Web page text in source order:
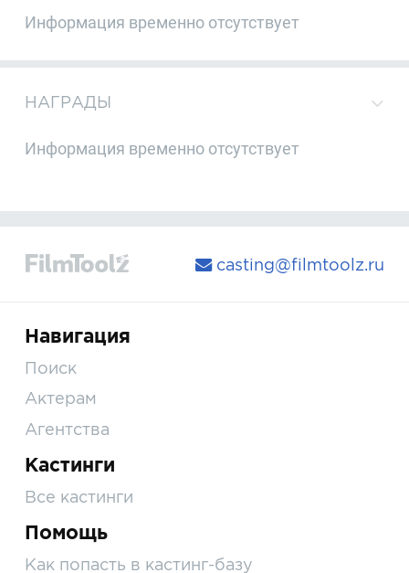
Информация временно отсутствует
НАГРАДЫ
Информация временно отсутствует
casting@filmtoolz.ru
Навигация
Поиск
Актерам
Агентства
Кастинги
Все кастинги
Помощь
Как попасть в кастинг-базу